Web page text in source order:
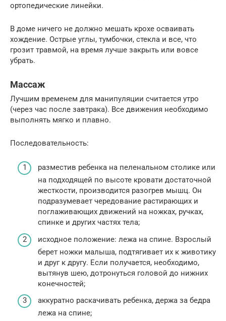
ортопедические линейки.
В доме ничего не должно мешать крохе осваивать
хождение. Острые углы, тумбочки, стекла и все, что
грозит травмой, на время лучше закрыть или вовсе
убрать.
Массаж
Лучшим временем для манипуляции считается утро
(через час после завтрака). Все движения необходимо
выполнять мягко и плавно.
Последовательность:
разместив ребенка на пеленальном столике или
на подходящей по высоте кровати достаточной
жесткости, производится разогрев мышц. Он
подразумевает чередование растирающих и
поглаживающих движений на ножках, ручках,
спинке и других частях тела;
исходное положение: лежа на спине. Взрослый
берет ножки малыша, подтягивает их к животику
и друг к другу. Если получается, необходимо,
вытянув шею, дотронуться головой до нижних
конечностей;
аккуратно раскачивать ребенка, держа за бедра
лежа на спине;